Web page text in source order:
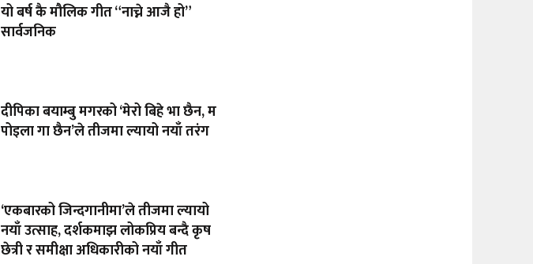
यो बर्ष कै मौलिक गीत “नाच्ने आजै हो”
सार्वजनिक
दीपिका बयाम्बु मगरको ‘मेरो बिहे भा छैन, म
पोइला गा छैन’ले तीजमा ल्यायो नयाँ तरंग
‘एकबारको जिन्दगानीमा’ले तीजमा ल्यायो
नयाँ उत्साह, दर्शकमाझ लोकप्रिय बन्दै कृष
छेत्री र समीक्षा अधिकारीको नयाँ गीत